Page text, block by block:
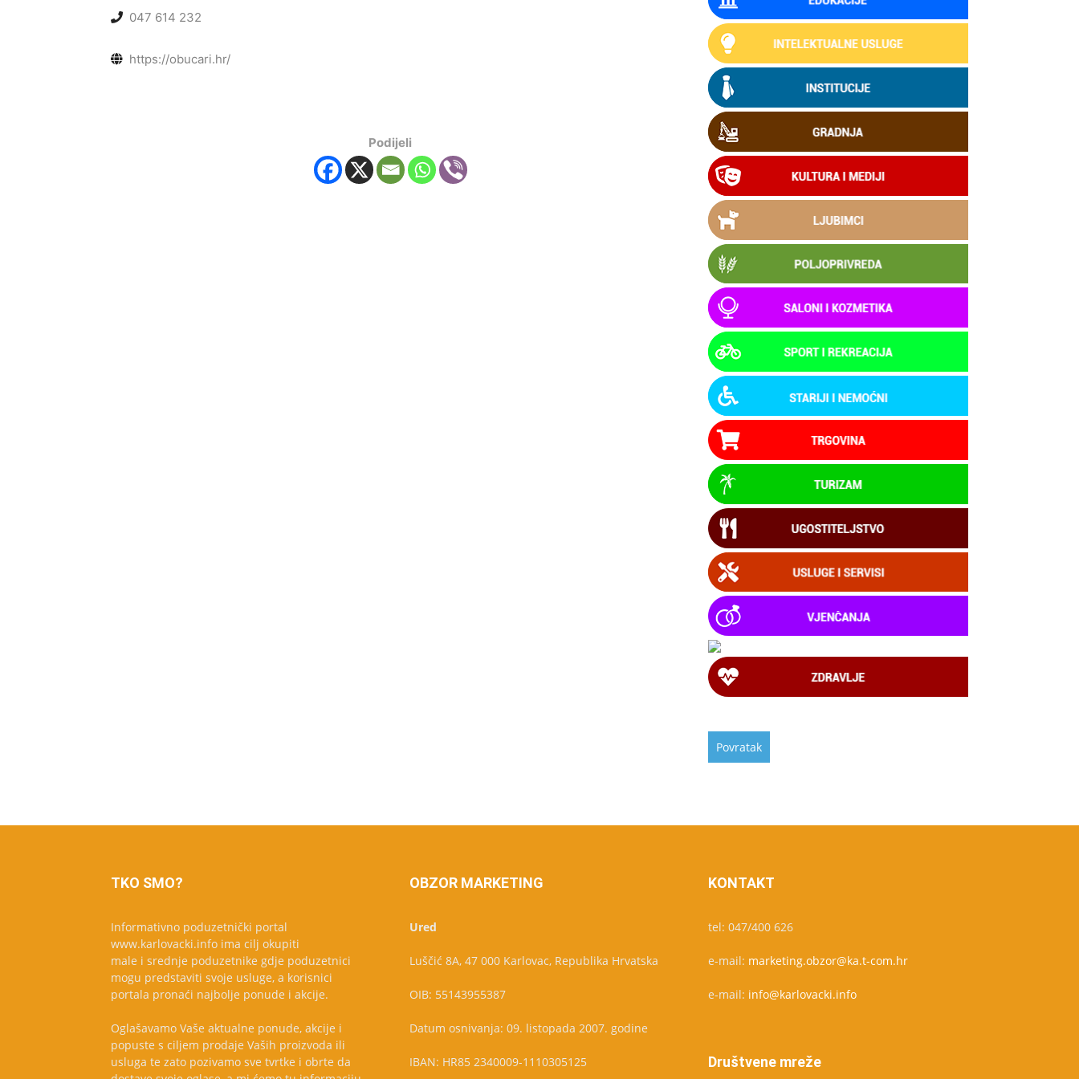
047 614 232
https://obucari.hr/
Podijeli
TKO SMO?
Informativno poduzetnički portal
www.karlovacki.info ima cilj okupiti
male i srednje poduzetnike gdje poduzetnici
mogu predstaviti svoje usluge, a korisnici
portala pronaći najbolje ponude i akcije.
Oglašavamo Vaše aktualne ponude, akcije i
popuste s ciljem prodaje Vaših proizvoda ili
usluga te zato pozivamo sve tvrtke i obrte da
OBZOR MARKETING
Ured
Luščić 8A, 47 000 Karlovac, Republika Hrvatska
OIB: 55143955387
Datum osnivanja: 09. listopada 2007. godine
IBAN: HR85 2340009-1110305125
KONTAKT
tel: 047/400 626
e-mail: marketing.obzor@ka.t-com.hr
e-mail: info@karlovacki.info
Društvene mreže